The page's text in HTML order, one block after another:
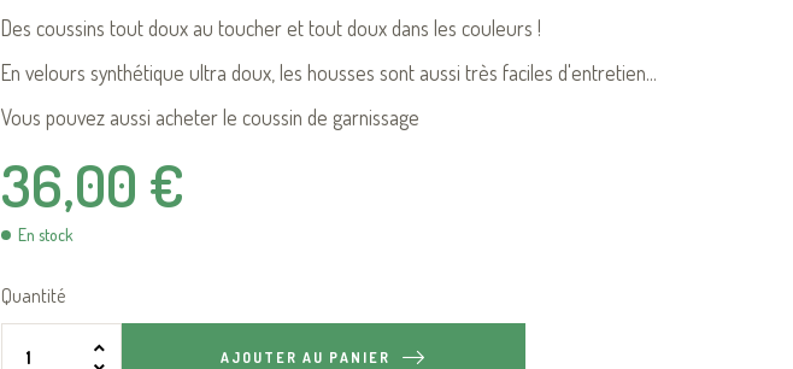
Des coussins tout doux au toucher et tout doux dans les couleurs !
En velours synthétique ultra doux, les housses sont aussi très faciles d'entretien...
Vous pouvez aussi acheter le coussin de garnissage
36,00 €
En stock
Quantité
AJOUTER AU PANIER